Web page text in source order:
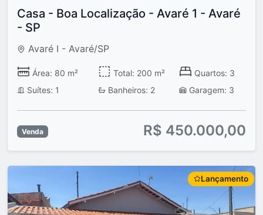
Casa - Boa Localização - Avaré 1 - Avaré
- SP
Avaré I - Avaré/SP
Área: 80 m² Total: 200 m²
Quartos: 3
Suítes: 1
Banheiros: 2 Garagem: 3
Venda R$ 450.000,00
Lançamento